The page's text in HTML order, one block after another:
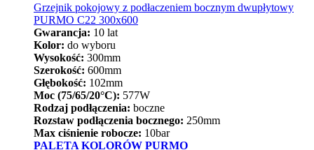
Grzejnik pokojowy z podłaczeniem bocznym dwupłytowy
PURMO C22 300x600
Gwarancja: 10 lat
Kolor: do wyboru
Wysokość: 300mm
Szerokość: 600mm
Głębokość: 102mm
Moc (75/65/20°C): 577W
Rodzaj podłączenia: boczne
Rozstaw podłączenia bocznego: 250mm
Max ciśnienie robocze: 10bar
PALETA KOLORÓW PURMO